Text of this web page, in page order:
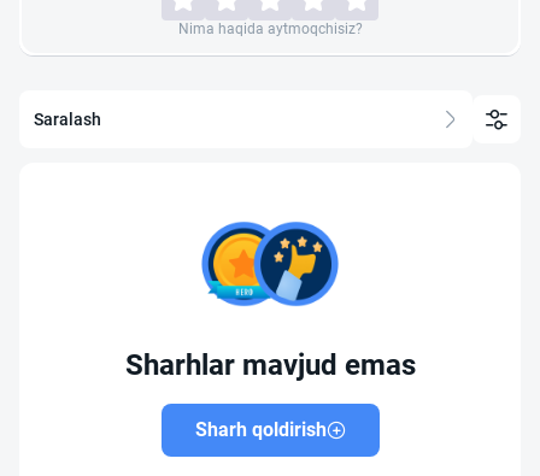
Nima haqida aytmoqchisiz?
Saralash
Sharhlar mavjud emas
Sharh qoldirish